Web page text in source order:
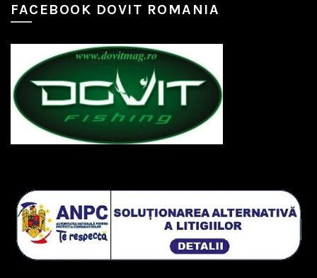
FACEBOOK DOVIT ROMANIA